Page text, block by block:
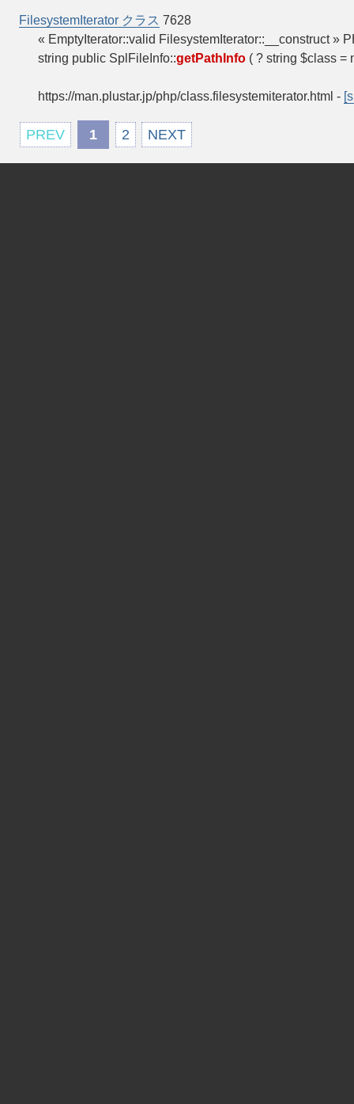
FilesystemIterator クラス 7628
« EmptyIterator::valid FilesystemIterator::__construct »
string public SplFileInfo::getPathInfo ( ? string $class
https://man.plustar.jp/php/class.filesystemiterator.html -
PREV 1 2 NEXT